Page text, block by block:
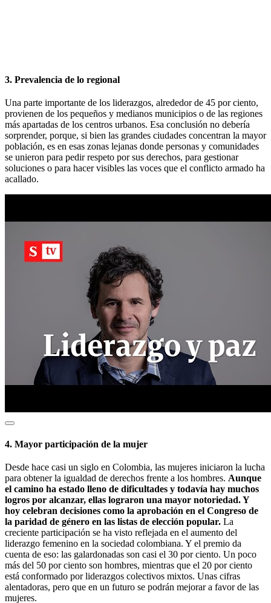
3. Prevalencia de lo regional
Una parte importante de los liderazgos, alrededor de 45 por ciento,
provienen de los pequeños y medianos municipios o de las regiones
más apartadas de los centros urbanos. Esa conclusión no debería
sorprender, porque, si bien las grandes ciudades concentran la mayor
población, es en esas zonas lejanas donde personas y comunidades
se unieron para pedir respeto por sus derechos, para gestionar
soluciones o para hacer visibles las voces que el conflicto armado ha
acallado.
4. Mayor participación de la mujer
Desde hace casi un siglo en Colombia, las mujeres iniciaron la lucha
para obtener la igualdad de derechos frente a los hombres. Aunque
el camino ha estado lleno de dificultades y todavía hay muchos
logros por alcanzar, ellas lograron una mayor notoriedad. Y
hoy celebran decisiones como la aprobación en el Congreso de
la paridad de género en las listas de elección popular. La
creciente participación se ha visto reflejada en el aumento del
liderazgo femenino en la sociedad colombiana. Y el premio da
cuenta de eso: las galardonadas son casi el 30 por ciento. Un poco
más del 50 por ciento son hombres, mientras que el 20 por ciento
está conformado por liderazgos colectivos mixtos. Unas cifras
alentadoras, pero que en un futuro se podrán mejorar a favor de las
mujeres.